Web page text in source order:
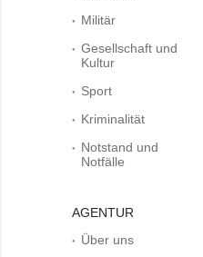
Militär
Gesellschaft und
Kultur
Sport
Kriminalität
Notstand und
Notfälle
AGENTUR
Über uns